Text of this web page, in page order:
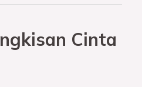
Cinta